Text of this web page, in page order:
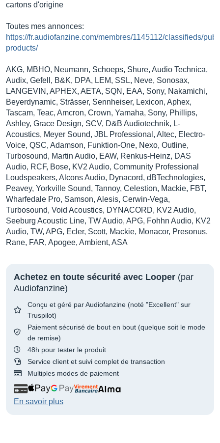
cartons d'origine
Toutes mes annonces:
https://fr.audiofanzine.com/membres/1145112/classifieds/
products/
AKG, MBHO, Neumann, Schoeps, Shure, Audio Technica,
Audix, Gefell, B&K, DPA, LEM, SSL, Neve, Sonosax,
LANGEVIN, APHEX, AETA, SQN, EAA, Sony, Nakamichi,
Beyerdynamic, Strässer, Sennheiser, Lexicon, Aphex,
Tascam, Teac, Amcron, Crown, Yamaha, Sony, Phillips,
Ashley, Grace Design, SCV, D&B Audiotechnik, L-
Acoustics, Meyer Sound, JBL Professional, Altec, Electro-
Voice, QSC, Adamson, Funktion-One, Nexo, Outline,
Turbosound, Martin Audio, EAW, Renkus-Heinz, DAS
Audio, RCF, Bose, KV2 Audio, Community Professional
Loudspeakers, Alcons Audio, Dynacord, dBTechnologies,
Peavey, Yorkville Sound, Tannoy, Celestion, Mackie, FBT,
Wharfedale Pro, Samson, Alesis, Cerwin-Vega,
Turbosound, Void Acoustics, DYNACORD, KV2 Audio,
Seeburg Acoustic Line, TW Audio, APG, Fohhn Audio, KV2
Audio, TW, APG, Ecler, Scott, Mackie, Monacor, Presonus,
Rane, FAR, Apogee, Ambient, ASA
Achetez en toute sécurité avec Looper (par
Audiofanzine)
Conçu et géré par Audiofanzine (noté "Excellent" sur
Truspilot)
Paiement sécurisé de bout en bout (quelque soit le mode
de remise)
48h pour tester le produit
Service client et suivi complet de transaction
Multiples modes de paiement
En savoir plus